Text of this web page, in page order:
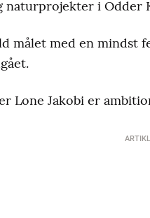
naturprojekter i Odder
målet med en mindst
Lone Jakobi er